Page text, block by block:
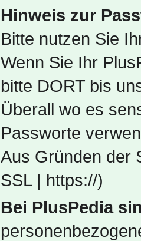
Hinweis zur
Bitte nutzen Sie
Wenn Sie Ihr
bitte DORT bis
Überall wo es
Passworte
Aus Gründen der
SSL | https://)
Bei PlusPedia